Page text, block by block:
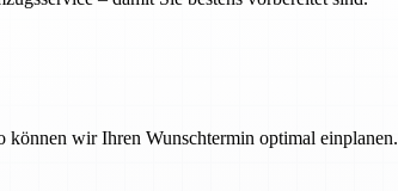
wir Ihren Wunschtermin optimal einplanen.